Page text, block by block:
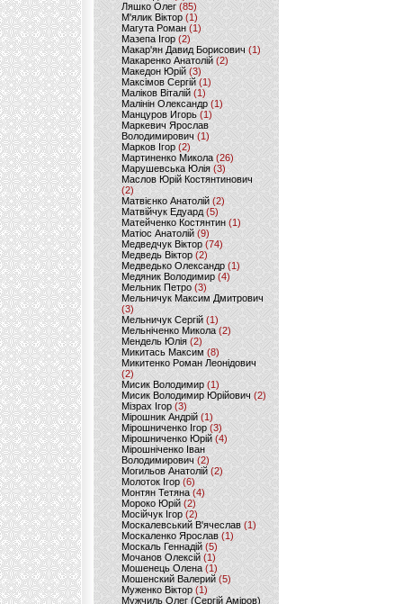
Ляшко Олег (85)
М'ялик Віктор(1)
Магута Роман(1)
Мазепа Ігор (2)
Макар'ян Давид Борисович(1)
Макаренко Анатолій (2)
Македон Юрій(3)
Максімов Сергій (1)
Маліков Віталій (1)
Малінін Олександр (1)
Манцуров Игорь (1)
Маркевич Ярослав
Володимирович (1)
Марков Ігор (2)
Мартиненко Микола (26)
Марушевська Юлія (3)
Маслов Юрій Костянтинович
(2)
Матвієнко Анатолій (2)
Матвійчук Едуард(5)
Матейченко Костянтин (1)
Матіос Анатолій (9)
Медведчук Віктор(74)
Медведь Віктор (2)
Медведько Олександр (1)
Медяник Володимир(4)
Мельник Петро (3)
Мельничук Максим Дмитрович
(3)
Мельничук Сергій (1)
Мельніченко Микола (2)
Мендель Юлія (2)
Микитась Максим (8)
Микитенко Роман Леонідович
(2)
Мисик Володимир (1)
Мисик Володимир Юрійович(2)
Мізрах Ігор(3)
Мірошник Андрій(1)
Мірошниченко Ігор (3)
Мірошниченко Юрій(4)
Мірошніченко Іван
Володимирович (2)
Могильов Анатолій (2)
Молоток Ігор (6)
Монтян Тетяна (4)
Мороко Юрій(2)
Мосійчук Ігор (2)
Москалевський В'ячеслав (1)
Москаленко Ярослав (1)
Москаль Геннадій (5)
Мочанов Олексій(1)
Мошенець Олена(1)
Мошенский Валерий (5)
Муженко Віктор (1)
Мужчиль Олег (Сергій Аміров)